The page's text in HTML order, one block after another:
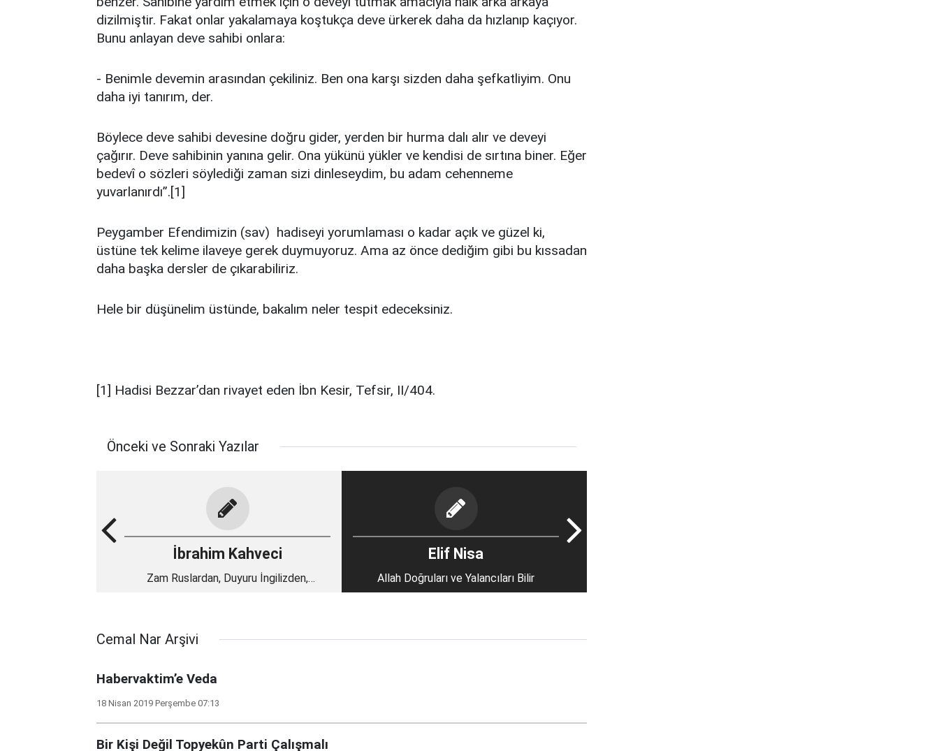
dizilmiştir. Fakat onlar yakalamaya koştukça deve ürkerek daha da hızlanıp kaçıyor.
Bunu anlayan deve sahibi onlara:
- Benimle devemin arasından çekiliniz. Ben ona karşı sizden daha şefkatliyim. Onu
daha iyi tanırım, der.
Böylece deve sahibi devesine doğru gider, yerden bir hurma dalı alır ve deveyi
çağırır. Deve sahibinin yanına gelir. Ona yükünü yükler ve kendisi de sırtına biner. Eğer
bedevî o sözleri söylediği zaman sizi dinleseydim, bu adam cehenneme
yuvarlanırdı”.[1]
Peygamber Efendimizin (sav) hadiseyi yorumlaması o kadar açık ve güzel ki,
üstüne tek kelime ilaveye gerek duymuyoruz. Ama az önce dediğim gibi bu kıssadan
daha başka dersler de çıkarabiliriz.
Hele bir düşünelim üstünde, bakalım neler tespit edeceksiniz.
[1] Hadisi Bezzar’dan rivayet eden İbn Kesir, Tefsir, II/404.
Önceki ve Sonraki Yazılar
İbrahim Kahveci
Zam Ruslardan, Duyuru İngilizden,
Elif Nisa
Allah Doğruları ve Yalancıları Bilir
Cemal Nar Arşivi
Habervaktim’e Veda
18 Nisan 2019 Perşembe 07:13
Bir Kişi Değil Topyekûn Parti Çalışmalı